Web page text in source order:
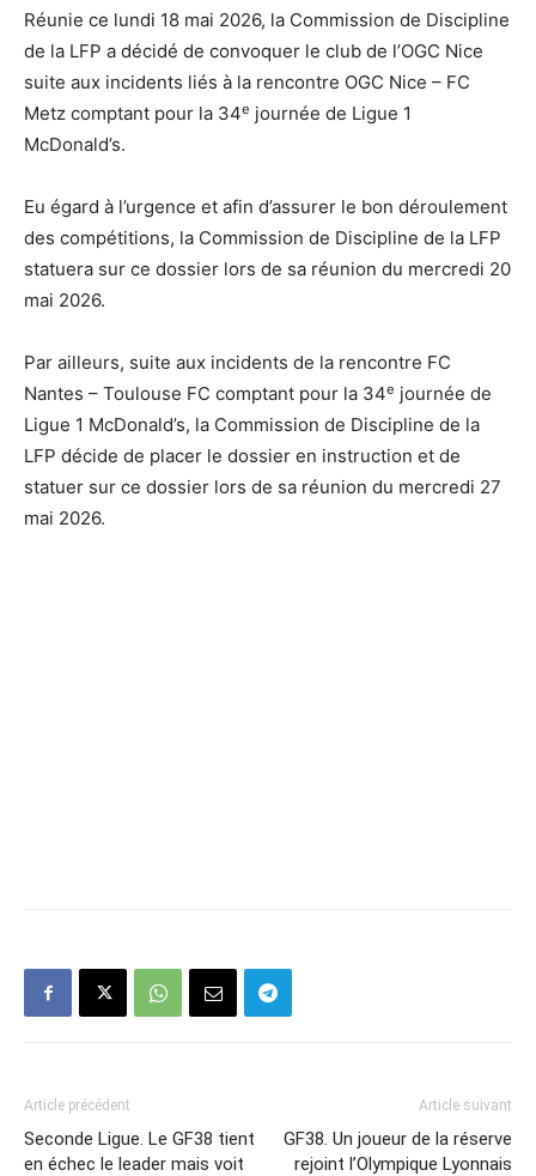
Réunie ce lundi 18 mai 2026, la Commission de Discipline
de la LFP a décidé de convoquer le club de l’OGC Nice
suite aux incidents liés à la rencontre OGC Nice – FC
Metz comptant pour la 34e journée de Ligue 1
McDonald’s.
Eu égard à l’urgence et afin d’assurer le bon déroulement
des compétitions, la Commission de Discipline de la LFP
statuera sur ce dossier lors de sa réunion du mercredi 20
mai 2026.
Par ailleurs, suite aux incidents de la rencontre FC
Nantes – Toulouse FC comptant pour la 34e journée de
Ligue 1 McDonald’s, la Commission de Discipline de la
LFP décide de placer le dossier en instruction et de
statuer sur ce dossier lors de sa réunion du mercredi 27
mai 2026.
Article précédent
Seconde Ligue. Le GF38 tient
en échec le leader mais voit
Article suivant
GF38. Un joueur de la réserve
rejoint l’Olympique Lyonnais